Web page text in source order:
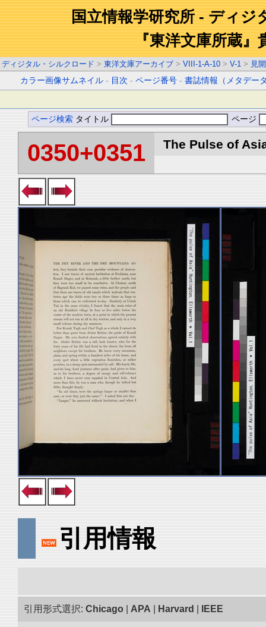
国立情報学研究所 - ディジ
『東洋文庫所蔵』
ディジタル・シルクロード > 東洋文庫アーカイブ > VIII-1-A-10 > V-1 > 見
カラー画像サムネイル - 目次 -ページ番号 -書誌情報（メタデー
ページ検索 タイトル ページ
0350+0351 The Pulse of
引用情報
引用形式選択: Chicago APA Harvard IEEE